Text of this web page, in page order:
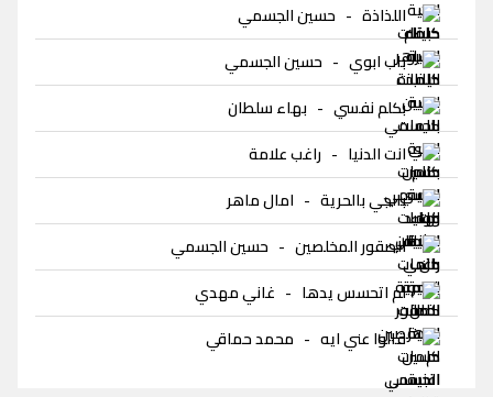
اللذاذة - حسين الجسمي
باب ابوي - حسين الجسمي
بكلم نفسي - بهاء سلطان
انت الدنيا - راغب علامة
بالجي بالحرية - امال ماهر
الصقور المخلصين - حسين الجسمي
لم اتحسس يدها - غاني مهدي
قالوا عني ايه - محمد حماقي